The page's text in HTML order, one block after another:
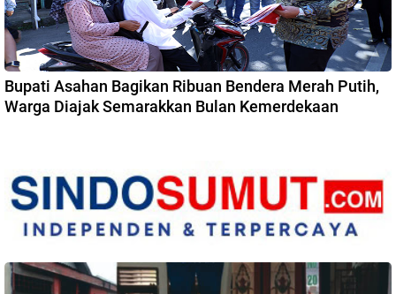
Bupati Asahan Bagikan Ribuan Bendera Merah Putih,
Warga Diajak Semarakkan Bulan Kemerdekaan